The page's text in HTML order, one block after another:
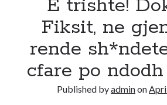
E trishte!
Fiksit, ne
rende
cfare po
Published byadminon